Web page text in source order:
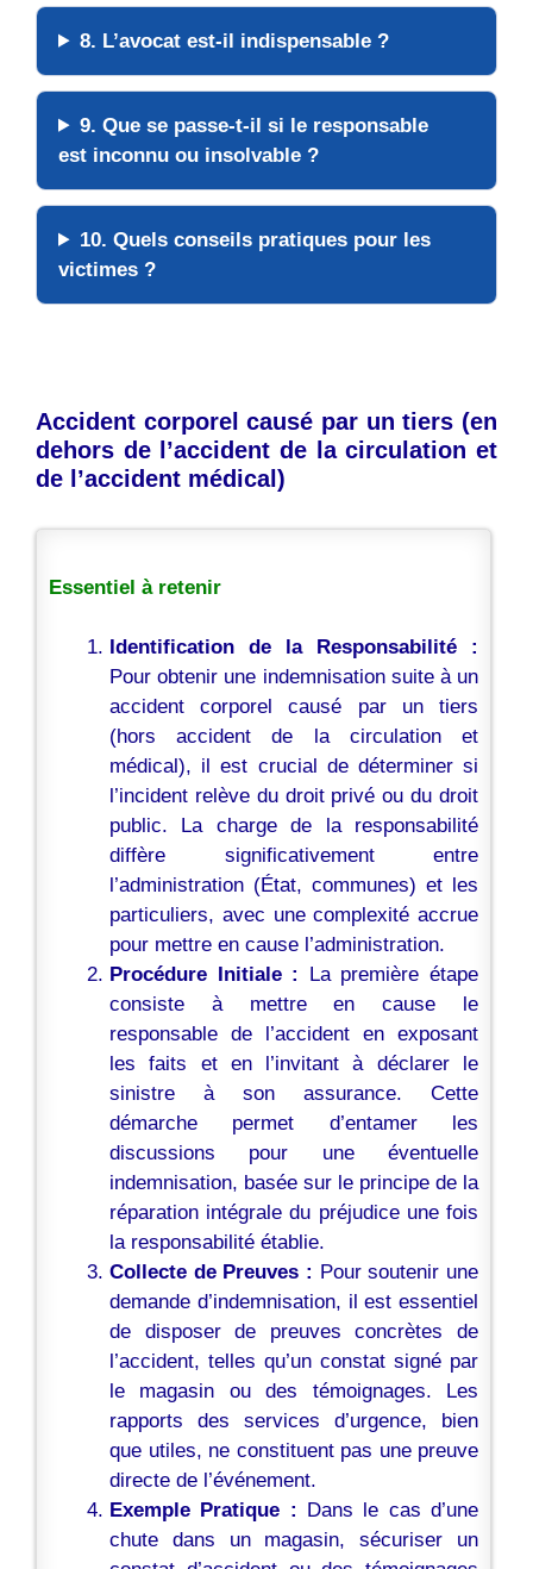
8. L’avocat est-il indispensable ?
9. Que se passe-t-il si le responsable
est inconnu ou insolvable ?
10. Quels conseils pratiques pour les
victimes ?
Accident corporel causé par un tiers (en
dehors de l’accident de la circulation et
de l’accident médical)
Essentiel à retenir
Identification de la Responsabilité :
Pour obtenir une indemnisation suite à un
accident corporel causé par un tiers
(hors accident de la circulation et
médical), il est crucial de déterminer si
l’incident relève du droit privé ou du droit
public. La charge de la responsabilité
diffère significativement entre
l’administration (État, communes) et les
particuliers, avec une complexité accrue
pour mettre en cause l’administration.
Procédure Initiale :
La première étape
consiste à mettre en cause le
responsable de l’accident en exposant
les faits et en l’invitant à déclarer le
sinistre à son assurance. Cette
démarche permet d’entamer les
discussions pour une éventuelle
indemnisation, basée sur le principe de la
réparation intégrale du préjudice une fois
la responsabilité établie.
Collecte de Preuves : Pour soutenir une
demande d’indemnisation, il est essentiel
de disposer de preuves concrètes de
l’accident, telles qu’un constat signé par
le magasin ou des témoignages. Les
rapports des services d’urgence, bien
que utiles, ne constituent pas une preuve
directe de l’événement.
Exemple Pratique : Dans le cas d’une
chute dans un magasin, sécuriser un